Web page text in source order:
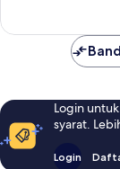
Login
syarat.
Login